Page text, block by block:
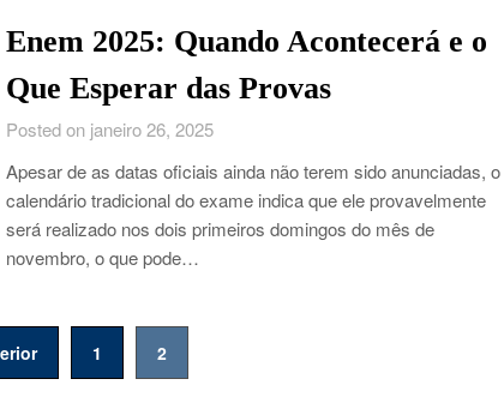
Enem 2025: Quando Acontecerá e o
Que Esperar das Provas
Posted on janeiro 26, 2025
Apesar de as datas oficiais ainda não terem sido anunciadas, o
calendário tradicional do exame indica que ele provavelmente
será realizado nos dois primeiros domingos do mês de
novembro, o que pode…
1 2